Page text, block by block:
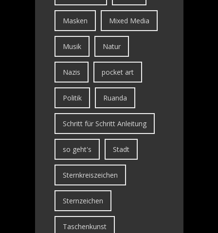
Masken Mixed Media
Musik Natur
Nazis pocket art
Politik Ruanda
Schritt für Schritt Anleitung
so geht's Stadt
Sternkreiszeichen
Sternzeichen
Taschenkunst